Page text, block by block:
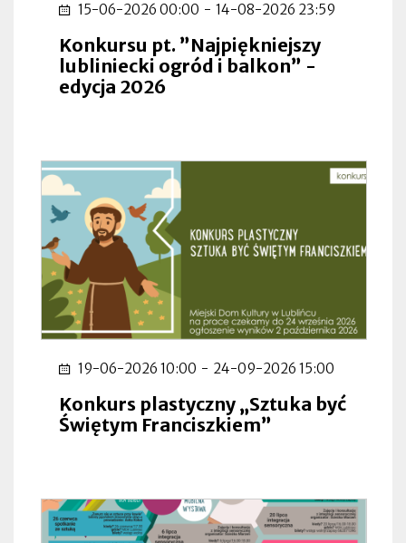
15-06-2026 00:00 - 14-08-2026 23:59
Konkursu pt. ”Najpiękniejszy
lubliniecki ogród i balkon” -
edycja 2026
19-06-2026 10:00 - 24-09-2026 15:00
Konkurs plastyczny „Sztuka być
Świętym Franciszkiem”